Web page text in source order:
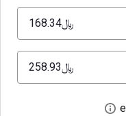
﷼‎168.34
﷼‎258.93
افتح مربع حوار